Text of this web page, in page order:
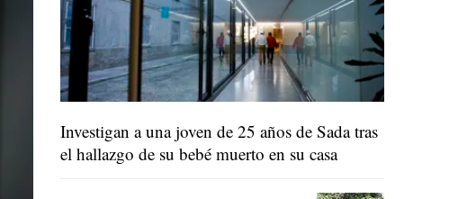
Investigan a una joven de 25 años de Sada tras
el hallazgo de su bebé muerto en su casa